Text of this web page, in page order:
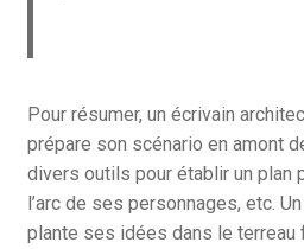
Pour résumer, un écrivain
prépare son scénario en amont
divers outils pour établir un plan
l’arc de ses personnages, etc.
plante ses idées dans le terreau